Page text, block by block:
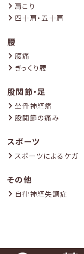
肩こり
四十肩・五十肩
腰
腰痛
ぎっくり腰
股関節・足
坐骨神経痛
股関節の痛み
スポーツ
スポーツによるケガ
その他
自律神経失調症